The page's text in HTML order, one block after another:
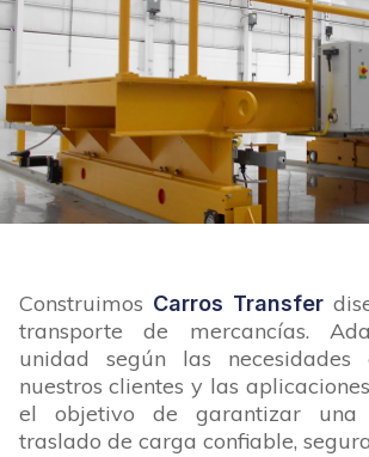
Construimos Carros Transfer
transporte de mercancías.
unidad según las necesidades
nuestros clientes y las
el objetivo de garantizar una
traslado de carga confiable,